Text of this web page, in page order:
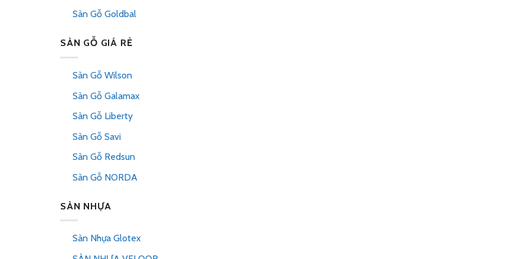
Sàn Gỗ Goldbal
SÀN GỖ GIÁ RẺ
Sàn Gỗ Wilson
Sàn Gỗ Galamax
Sàn Gỗ Liberty
Sàn Gỗ Savi
Sàn Gỗ Redsun
Sàn Gỗ NORDA
SÀN NHỰA
Sàn Nhựa Glotex